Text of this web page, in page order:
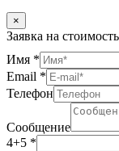
×
Заявка на
Имя *
Email *
Телефон
Сообщение
4+5 *